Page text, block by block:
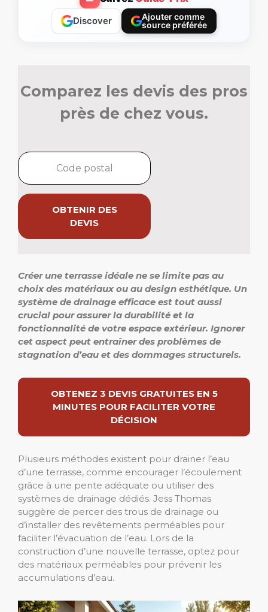
Discover
Ajouter comme
source préférée
Comparez les devis des pros
près de chez vous.
OBTENIR DES
DEVIS
Créer une terrasse idéale ne se limite pas au
choix des matériaux ou au design esthétique. Un
système de drainage efficace est tout aussi
crucial pour assurer la durabilité et la
fonctionnalité de votre espace extérieur. Ignorer
cet aspect peut entraîner des problèmes de
stagnation d’eau et des dommages structurels.
OBTENEZ 3 DEVIS GRATUITES EN 5
MINUTES POUR FACILITER VOTRE
DÉCISION
Plusieurs méthodes existent pour drainer l’eau
d’une terrasse, comme encourager l’écoulement
grâce à une pente adéquate ou utiliser des
systèmes de drainage dédiés. Jess Thomas
suggère de percer des trous de drainage ou
d’installer des revêtements perméables pour
faciliter l’évacuation de l’eau. Lors de la
construction d’une nouvelle terrasse, optez pour
des matériaux perméables pour prévenir les
accumulations d’eau.